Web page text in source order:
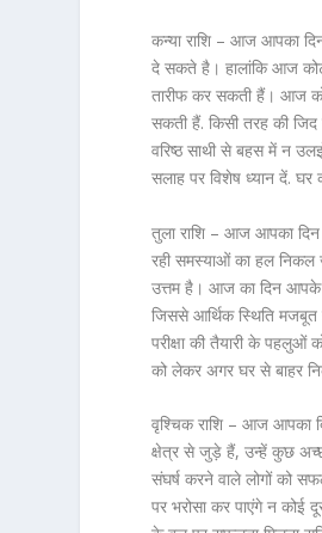
कन्या राशि – आज आपका
दे सकते है। हालांकि आज
तारीफ कर सकती हैं। आज को
सकती हैं. किसी तरह की
वरिष्ठ साथी से बहस में न
सलाह पर विशेष ध्यान दें.
तुला राशि – आज आपका
रही समस्याओं का हल निकल
उत्तम है। आज का दिन आपके
जिससे आर्थिक स्थिति मजबूत
परीक्षा की तैयारी के पहलुओं
को लेकर अगर घर से बाहर
वृश्चिक राशि – आज आपका
क्षेत्र से जुड़े हैं, उन्हें कुछ
संघर्ष करने वाले लोगों को
पर भरोसा कर पाएंगे न कोई